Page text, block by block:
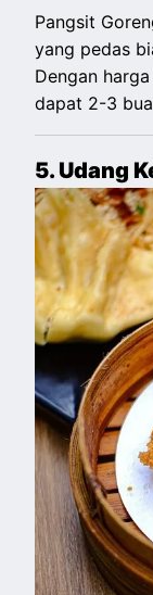
Pangsit
yang pedas
Dengan
dapat 2-3
5. Udang